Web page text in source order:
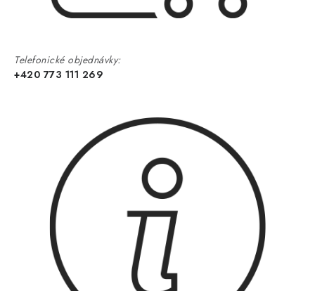
Telefonické objednávky:
+420 773 111 269